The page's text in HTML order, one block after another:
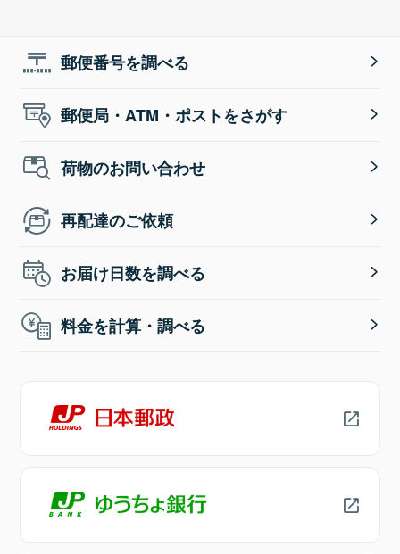
郵便番号を調べる
郵便局・ATM・ポストをさがす
荷物のお問い合わせ
再配達のご依頼
お届け日数を調べる
料金を計算・調べる